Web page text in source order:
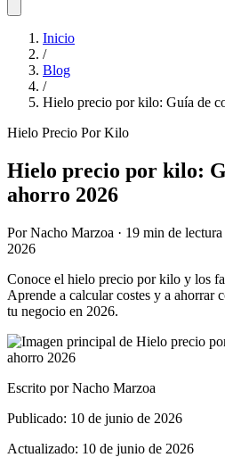
Inicio
/
Blog
/
Hielo precio por kilo: Guía de
Hielo Precio Por Kilo
Hielo precio por kilo:
ahorro 2026
PorNacho Marzoa · 19 min de
2026
Conoce el hielo precio por kilo y los
Aprende a calcular costes y a ahorrar
tu negocio en 2026.
Escrito porNacho Marzoa
Publicado: 10 de junio de 2026
Actualizado: 10 de junio de 2026